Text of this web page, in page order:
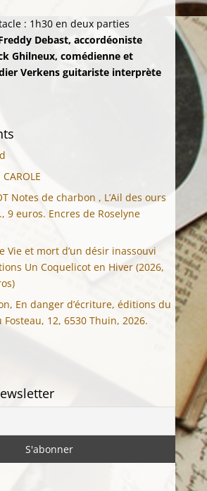
: 1h30 en deux parties
Debast, accordéoniste
Ghilneux, comédienne et
Verkens guitariste interprète
Notes de charbon , L’Ail des ours
9 euros. Encres de Roselyne
Vie et mort d’un désir inassouvi
Un Coquelicot en Hiver (2026,
En danger d’écriture, éditions du
12, 6530 Thuin, 2026.